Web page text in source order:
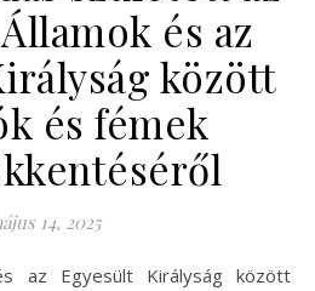
és az
között
és fémek
14, 2025